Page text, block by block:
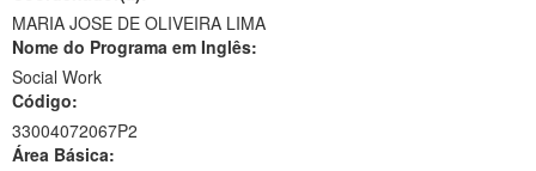
Ministério da Educação
Ministério da Cidadania
Ministério da Saúde
MARIA JOSE DE OLIVEIRA LIMA
Nome do Programa em Inglês:
Social Work
Código:
33004072067P2
Área Básica: